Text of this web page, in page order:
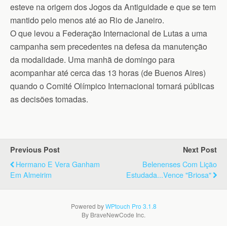
esteve na origem dos Jogos da Antiguidade e que se tem
mantido pelo menos até ao Rio de Janeiro.
O que levou a Federação Internacional de Lutas a uma
campanha sem precedentes na defesa da manutenção
da modalidade. Uma manhã de domingo para
acompanhar até cerca das 13 horas (de Buenos Aires)
quando o Comité Olímpico Internacional tornará públicas
as decisões tomadas.
Previous Post
Hermano E Vera Ganham
Em Almeirim
Next Post
Belenenses Com Lição
Estudada...vence "Briosa"
Powered byWPtouch Pro 3.1.8
By BraveNewCode Inc.